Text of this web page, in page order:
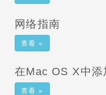
网络指南
查看 »
在Mac OS X中添
查看 »